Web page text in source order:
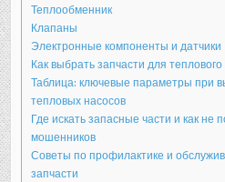
Теплообменник
Клапаны
Электронные компоненты и датчики
Как выбрать запчасти для
Таблица: ключевые параметры при
тепловых насосов
Где искать запасные части и как не
мошенников
Советы по профилактике и
запчасти